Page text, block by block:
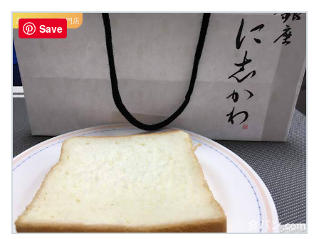
高級生食パン専門店
Save